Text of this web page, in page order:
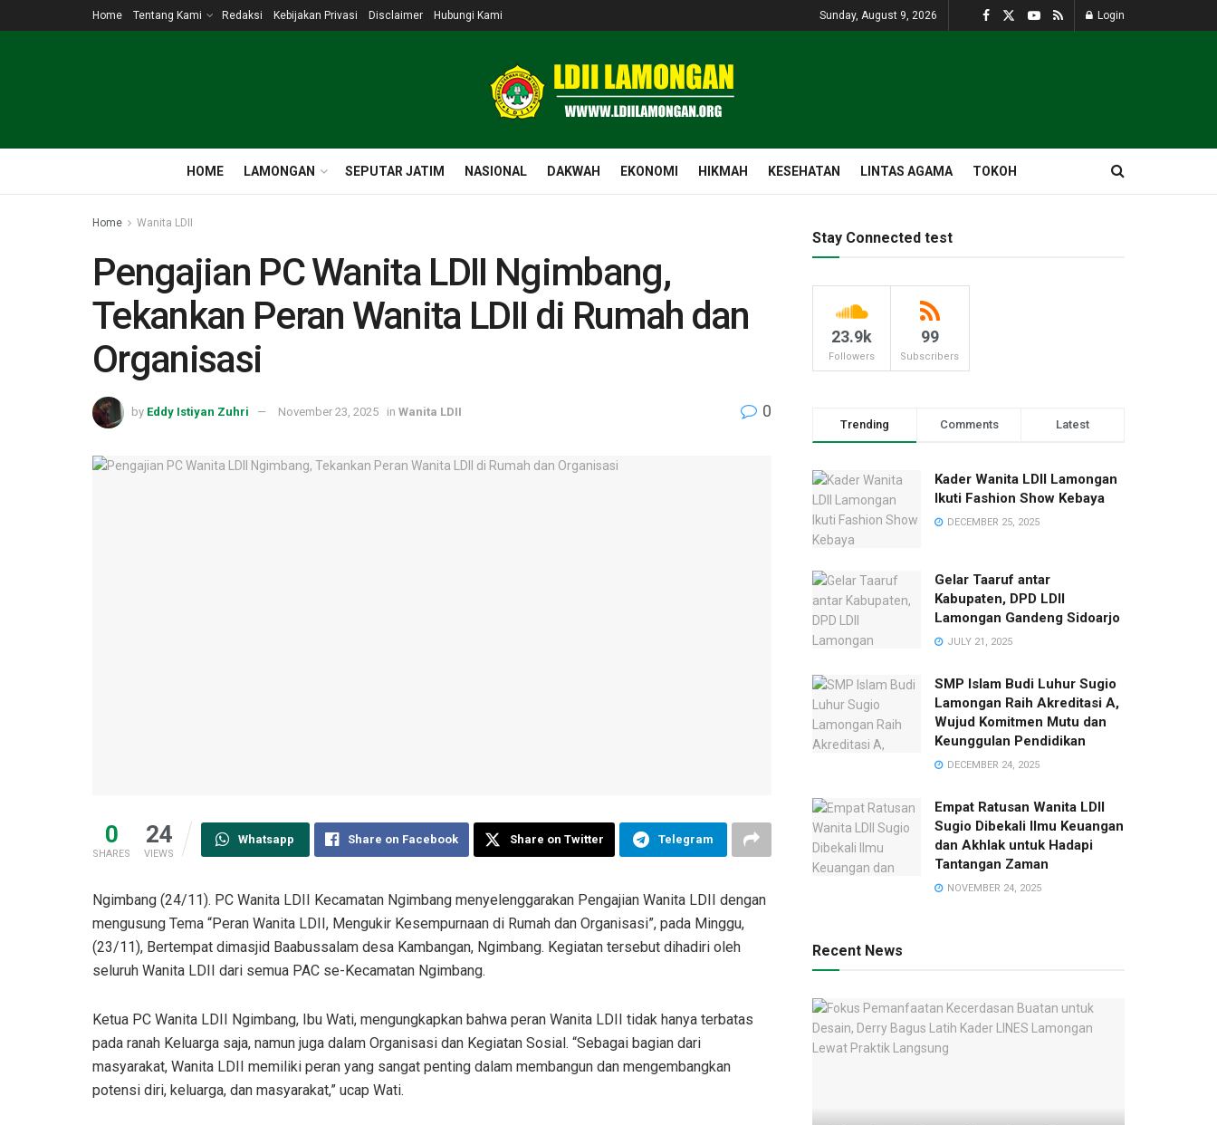
Home Tentang Kami Redaksi Kebijakan Privasi Disclaimer Hubungi Kami Sunday, August 9, 2026 Login
HOME LAMONGAN SEPUTAR JATIM NASIONAL DAKWAH EKONOMI HIKMAH KESEHATAN LINTAS AGAMA TOKOH
Home Wanita LDII
Pengajian PC Wanita LDII Ngimbang,
Tekankan Peran Wanita LDII di Rumah dan
Organisasi
by Eddy Istiyan Zuhri November 23, 2025 in Wanita LDII 0
0
SHARES
24
VIEWS
Whatsapp Share on Facebook Share on Twitter Telegram
Ngimbang (24/11). PC Wanita LDII Kecamatan Ngimbang menyelenggarakan Pengajian Wanita LDII dengan
mengusung Tema “Peran Wanita LDII, Mengukir Kesempurnaan di Rumah dan Organisasi”, pada Minggu,
(23/11), Bertempat dimasjid Baabussalam desa Kambangan, Ngimbang. Kegiatan tersebut dihadiri oleh
seluruh Wanita LDII dari semua PAC se-Kecamatan Ngimbang.
Ketua PC Wanita LDII Ngimbang, Ibu Wati, mengungkapkan bahwa peran Wanita LDII tidak hanya terbatas
pada ranah Keluarga saja, namun juga dalam Organisasi dan Kegiatan Sosial. “Sebagai bagian dari
masyarakat, Wanita LDII memiliki peran yang sangat penting dalam membangun dan mengembangkan
potensi diri, keluarga, dan masyarakat,” ucap Wati.
Stay Connected test
23.9k
Followers
99
Subscribers
Trending Comments Latest
Kader Wanita LDII Lamongan
Ikuti Fashion Show Kebaya
DECEMBER 25, 2025
Gelar Taaruf antar
Kabupaten, DPD LDII
Lamongan Gandeng Sidoarjo
JULY 21, 2025
SMP Islam Budi Luhur Sugio
Lamongan Raih Akreditasi A,
Wujud Komitmen Mutu dan
Keunggulan Pendidikan
DECEMBER 24, 2025
Empat Ratusan Wanita LDII
Sugio Dibekali Ilmu Keuangan
dan Akhlak untuk Hadapi
Tantangan Zaman
NOVEMBER 24, 2025
Recent News